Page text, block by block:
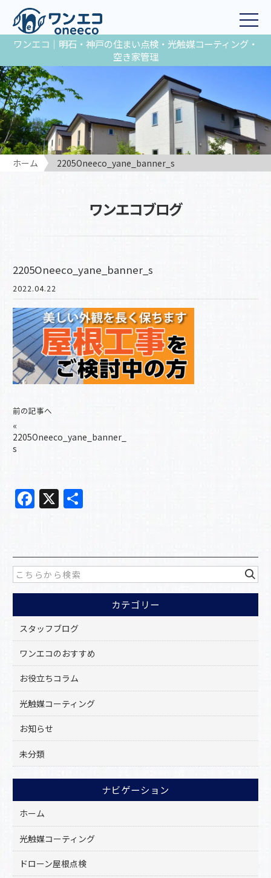
ワンエコ｜明石・神戸の住まい点検・光触媒コーティング・
空き家管理
ホーム 2205Oneeco_yane_banner_s
ワンエコブログ
2205Oneeco_yane_banner_s
2022.04.22
前の記事へ
«
2205Oneeco_yane_banner_
s
F
a
e
b
o
o
k
X
カテゴリー
スタッフブログ
ワンエコのおすすめ
お役立ちコラム
光触媒コーティング
お知らせ
未分類
ナビゲーション
ホーム
光触媒コーティング
ドローン屋根点検